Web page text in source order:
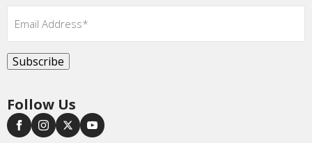
Email*
Subscribe
Follow Us